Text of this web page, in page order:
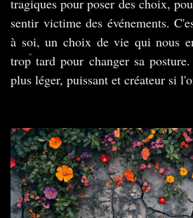
*
sentir victime des événements.
à soi, un choix de vie qui nous
trop tard pour changer sa
plus léger, puissant et créateur si